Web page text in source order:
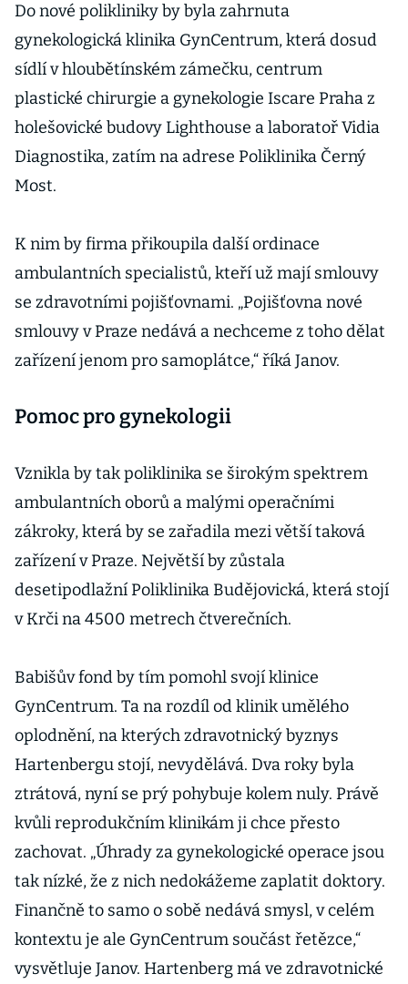
Do nové polikliniky by byla zahrnuta
gynekologická klinika GynCentrum, která dosud
sídlí v hloubětínském zámečku, centrum
plastické chirurgie a gynekologie Iscare Praha z
holešovické budovy Lighthouse a laboratoř Vidia
Diagnostika, zatím na adrese Poliklinika Černý
Most.
K nim by firma přikoupila další ordinace
ambulantních specialistů, kteří už mají smlouvy
se zdravotními pojišťovnami. „Pojišťovna nové
smlouvy v Praze nedává a nechceme z toho dělat
zařízení jenom pro samoplátce,“ říká Janov.
Pomoc pro gynekologii
Vznikla by tak poliklinika se širokým spektrem
ambulantních oborů a malými operačními
zákroky, která by se zařadila mezi větší taková
zařízení v Praze. Největší by zůstala
desetipodlažní Poliklinika Budějovická, která stojí
v Krči na 4500 metrech čtverečních.
Babišův fond by tím pomohl svojí klinice
GynCentrum. Ta na rozdíl od klinik umělého
oplodnění, na kterých zdravotnický byznys
Hartenbergu stojí, nevydělává. Dva roky byla
ztrátová, nyní se prý pohybuje kolem nuly. Právě
kvůli reprodukčním klinikám ji chce přesto
zachovat. „Úhrady za gynekologické operace jsou
tak nízké, že z nich nedokážeme zaplatit doktory.
Finančně to samo o sobě nedává smysl, v celém
kontextu je ale GynCentrum součást řetězce,“
vysvětluje Janov. Hartenberg má ve zdravotnické